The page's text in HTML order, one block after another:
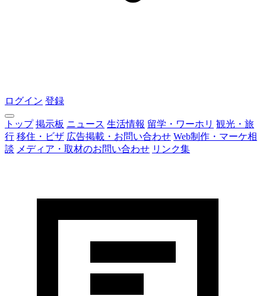
ログイン 登録
トップ 掲示板 ニュース 生活情報 留学・ワーホリ 観光・旅
行 移住・ビザ 広告掲載・お問い合わせ Web制作・マーケ相
談 メディア・取材のお問い合わせ リンク集